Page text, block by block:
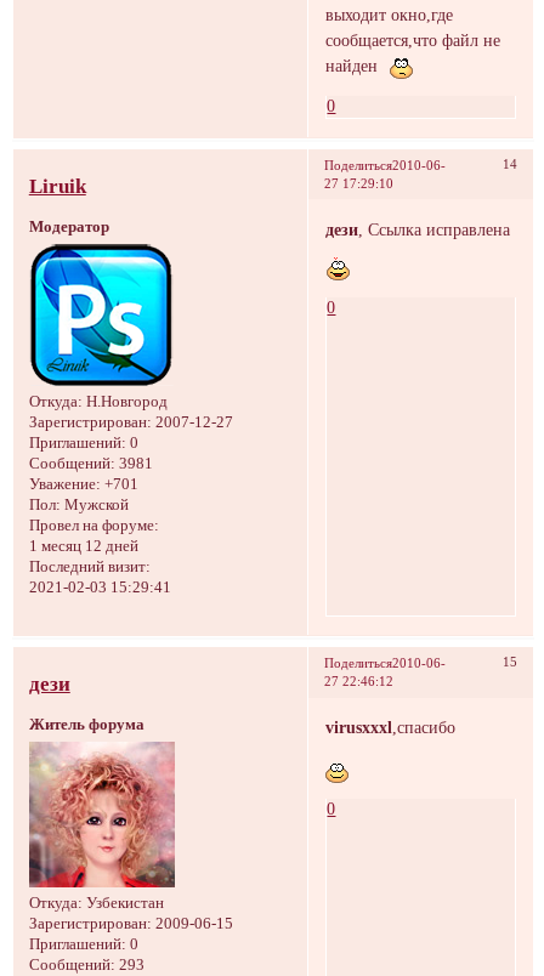
выходит окно,где
сообщается,что файл не
найден
0
Поделиться 14
2010-06-
27 17:29:10
Liruik
Модератор
Откуда: Н.Новгород
Зарегистрирован: 2007-12-27
Приглашений: 0
Сообщений: 3981
Уважение: +701
Пол: Мужской
Провел на форуме:
1 месяц 12 дней
Последний визит:
2021-02-03 15:29:41
дези , Ссылка исправлена
0
Поделиться 15
2010-06-
27 22:46:12
дези
Житель форума
Откуда: Узбекистан
Зарегистрирован: 2009-06-15
Приглашений: 0
Сообщений: 293
virusxxxl ,спасибо
0